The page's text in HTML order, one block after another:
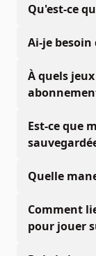
Qu'est-ce
Ai-je besoin
À quels
Est-ce que
Quelle
Comment
pour jouer